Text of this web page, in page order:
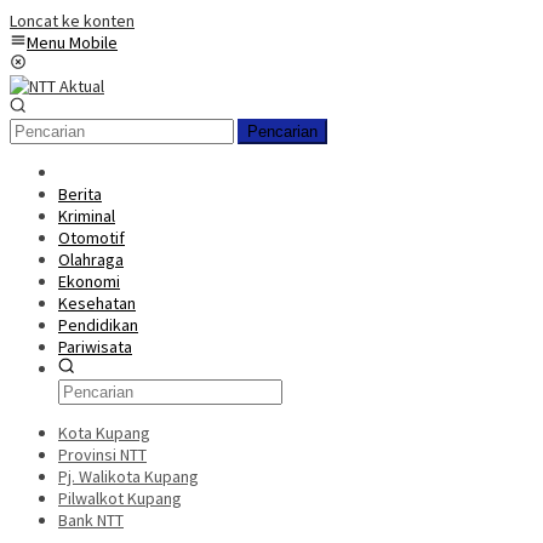
Loncat ke konten
Menu Mobile
Pencarian
Berita
Kriminal
Otomotif
Olahraga
Ekonomi
Kesehatan
Pendidikan
Pariwisata
Kota Kupang
Provinsi NTT
Pj. Walikota Kupang
Pilwalkot Kupang
Bank NTT